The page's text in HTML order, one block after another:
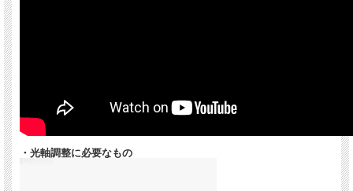
・光軸調整に必要なもの